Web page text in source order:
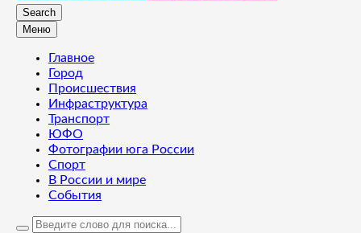
Search
Меню
Главное
Город
Происшествия
Инфраструктура
Транспорт
ЮФО
Фотографии юга России
Спорт
В России и мире
События